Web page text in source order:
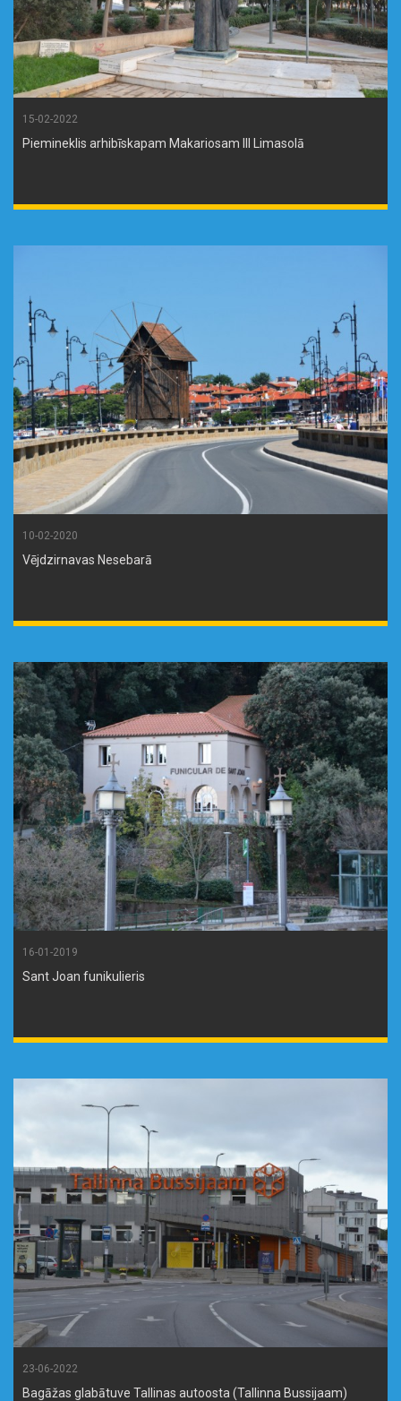
15-02-2022
Piemineklis arhibīskapam Makariosam III Limasolā
10-02-2020
Vējdzirnavas Nesebarā
16-01-2019
Sant Joan funikulieris
23-06-2022
Bagāžas glabātuve Tallinas autoosta (Tallinna Bussijaam)